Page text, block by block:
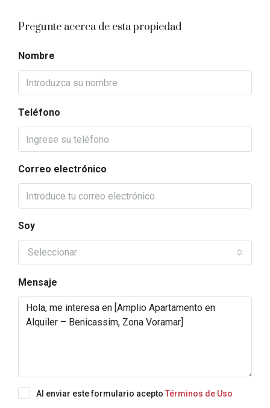
Pregunte acerca de esta propiedad
Nombre
Teléfono
Correo electrónico
Soy
Seleccionar
Mensaje
Al enviar este formulario acepto Términos de Uso